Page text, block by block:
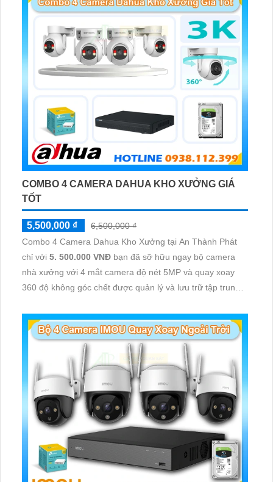
COMBO 4 CAMERA DAHUA KHO XƯỞNG GIÁ
TỐT
5,500,000 ₫
6,500,000 ₫
Combo 4 Camera Dahua Kho Xưởng tại An Thành Phát
chỉ với 5. 500.000 VNĐ bạn đã sỡ hữu ngay bộ camera
nhà xưởng với 4 mắt camera độ nét 5MP và quay xoay
360 độ không góc chết được quản lý và lưu trữ tập trung